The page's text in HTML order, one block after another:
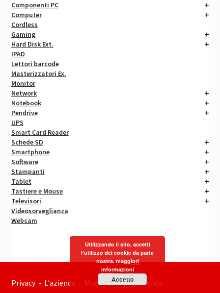
Componenti PC
Computer
Cordless
Gaming
Hard Disk Ext.
IPAD
Lettori barcode
Masterizzatori Ex.
Monitor
Network
Notebook
Pendrive
UPS
Smart Card Reader
Schede SD
Smartphone
Software
Stampanti
Tablet
Tastiere e Mouse
Televisori
Videosorveglianza
Webcam
Privacy- L'azienda - Modalità di pagamento
Utilizzando il sito, accetti
l'utilizzo dei cookie da parte
nostra.maggiori
informazioni
Accetto